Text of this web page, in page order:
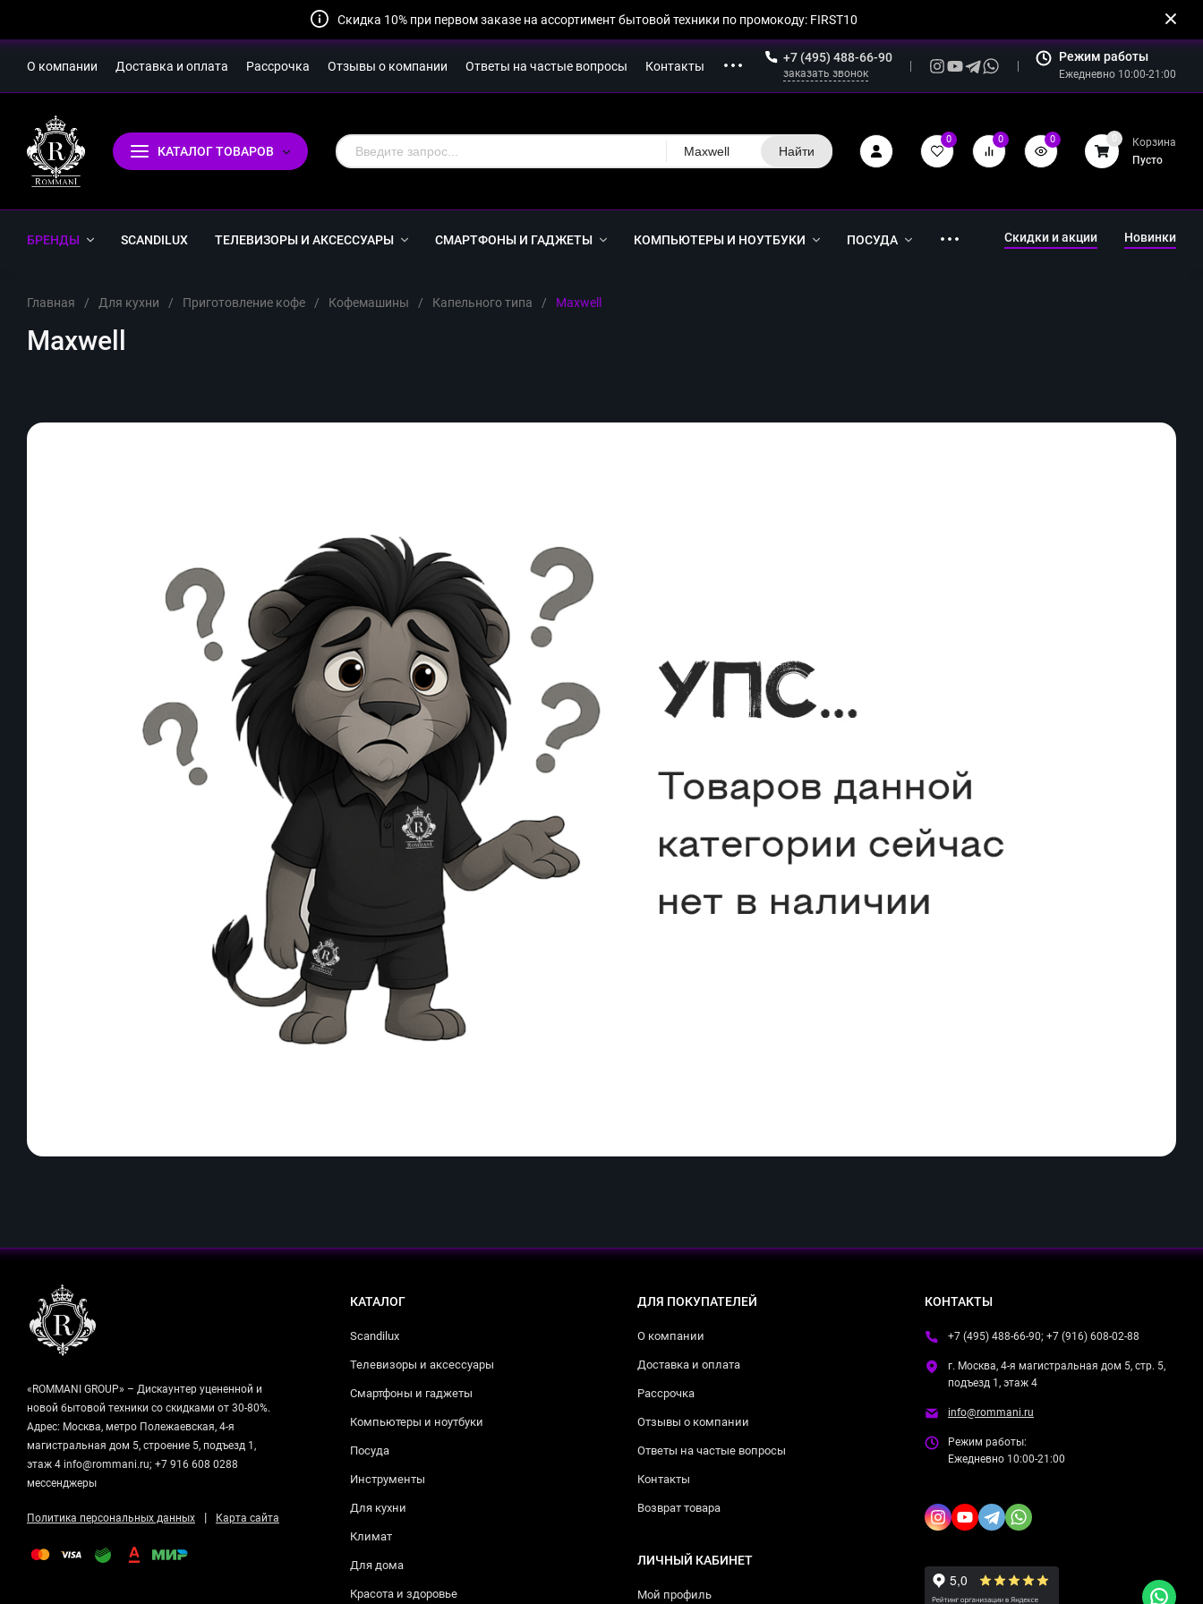
Скидка 10% при первом заказе на ассортимент бытовой техники по промокоду: FIRST10
О компании Доставка и оплата Рассрочка Отзывы о компании Ответы на частые вопросы Контакты
+7 (495) 488-66-90
заказать звонок
Режим работы
Ежедневно 10:00-21:00
КАТАЛОГ ТОВАРОВ Maxwell Найти
0 0 0 0
Корзина
Пусто
БРЕНДЫ SCANDILUX ТЕЛЕВИЗОРЫ И АКСЕССУАРЫ СМАРТФОНЫ И ГАДЖЕТЫ КОМПЬЮТЕРЫ И НОУТБУКИ ПОСУДА Скидки и акции Новинки
Главная / Для кухни / Приготовление кофе / Кофемашины / Капельного типа / Maxwell
Maxwell
«ROMMANI GROUP» – Дискаунтер уцененной и
новой бытовой техники со скидками от 30-80%.
Адрес: Москва, метро Полежаевская, 4-я
магистральная дом 5, строение 5, подъезд 1,
этаж 4 info@rommani.ru; +7 916 608 0288
мессенджеры
Политика персональных данных | Карта сайта
КАТАЛОГ
Scandilux
Телевизоры и аксессуары
Смартфоны и гаджеты
Компьютеры и ноутбуки
Посуда
Инструменты
Для кухни
Климат
Для дома
Красота и здоровье
ДЛЯ ПОКУПАТЕЛЕЙ
О компании
Доставка и оплата
Рассрочка
Отзывы о компании
Ответы на частые вопросы
Контакты
Возврат товара
ЛИЧНЫЙ КАБИНЕТ
Мой профиль
КОНТАКТЫ
+7 (495) 488-66-90; +7 (916) 608-02-88
г. Москва, 4-я магистральная дом 5, стр. 5,
подъезд 1, этаж 4
info@rommani.ru
Режим работы:
Ежедневно 10:00-21:00